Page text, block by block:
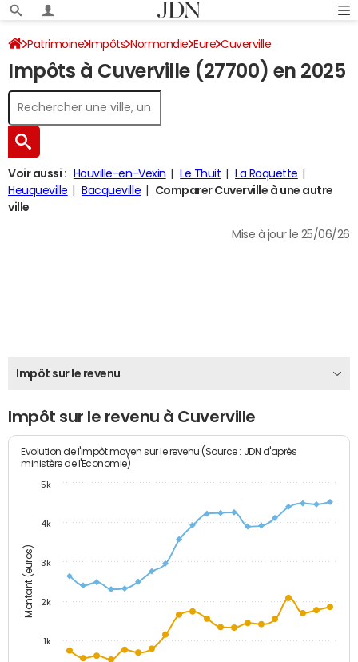
Patrimoine Impôts Normandie Eure Cuverville
Impôt sur le revenu
Impôts à Cuverville (27700) en 2025
Voir aussi : Houville-en-Vexin Le Thuit
La Roquette
Heuqueville
Bacqueville
Comparer Cuverville à une autre
ville
Mise à jour le 25/06/26
Impôt sur le revenu
Impôt sur le revenu à Cuverville
Montant (euros)
Evolution de l'impôt moyen sur le revenu (Source : JDN d'après
ministère de l'Economie)
1k
2k
3k
4k
5k